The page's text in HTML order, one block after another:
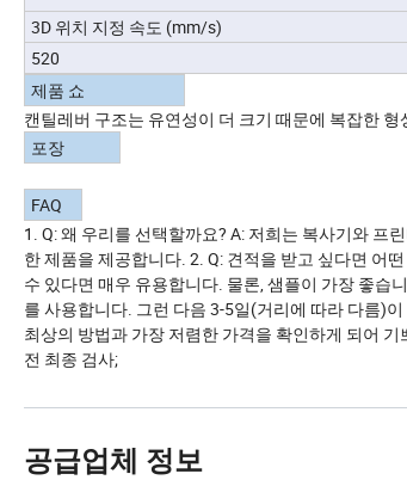
3D 위치 지정 속도 (mm/s)
520
제품 쇼
캔틸레버 구조는 유연성이 더 크기 때문에 복잡한
포장
FAQ
1. Q: 왜 우리를 선택할까요? A: 저희는 복사기와 프
한 제품을 제공합니다. 2. Q: 견적을 받고 싶다면 어
수 있다면 매우 유용합니다. 물론, 샘플이 가장 좋습
를 사용합니다. 그런 다음 3-5일(거리에 따라 다름)
최상의 방법과 가장 저렴한 가격을 확인하게 되어
전 최종 검사;
공급업체 정보